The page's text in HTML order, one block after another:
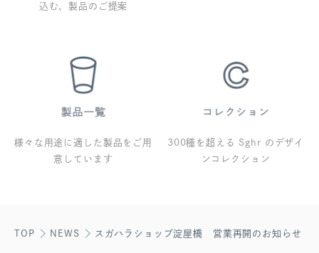
込む、製品のご提案
様々な用途に適した製品をご用
意しています
300種を超える Sghr のデザイ
ンコレクション
TOP NEWS スガハラショップ淀屋橋 営業再開のお知らせ